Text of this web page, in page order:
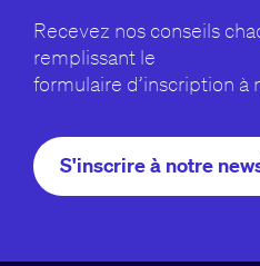
Recevez nos conseils
remplissant le
formulaire d’inscription à
S'inscrire à notre